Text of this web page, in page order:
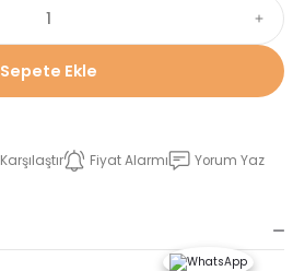
Sepete Ekle
Karşılaştır Fiyat Alarmı
Yorum Yaz